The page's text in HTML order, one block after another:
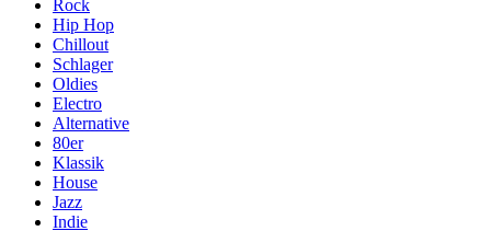
Rock
Hip Hop
Chillout
Schlager
Oldies
Electro
Alternative
80er
Klassik
House
Jazz
Indie